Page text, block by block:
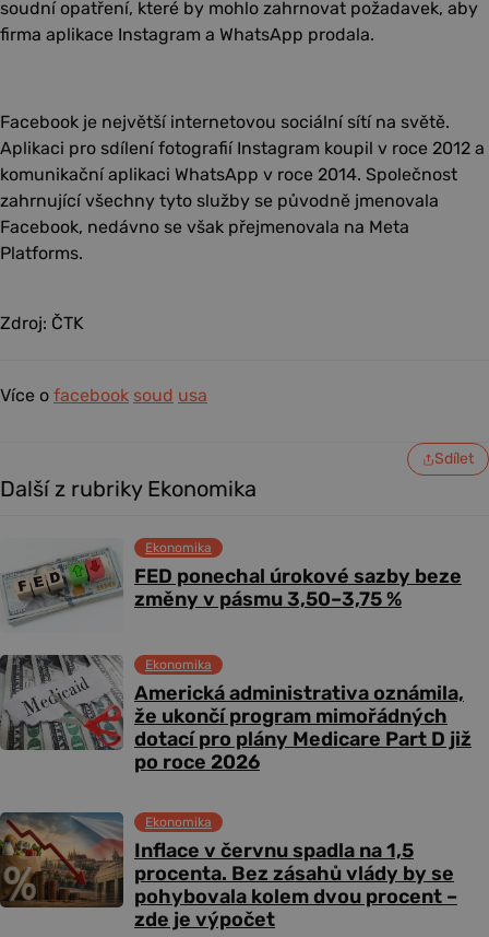
soudní opatření, které by mohlo zahrnovat požadavek, aby
firma aplikace Instagram a WhatsApp prodala.
Facebook je největší internetovou sociální sítí na světě.
Aplikaci pro sdílení fotografií Instagram koupil v roce 2012 a
komunikační aplikaci WhatsApp v roce 2014. Společnost
zahrnující všechny tyto služby se původně jmenovala
Facebook, nedávno se však přejmenovala na Meta
Platforms.
Zdroj: ČTK
Více o facebook soud usa
Sdílet
Další z rubriky Ekonomika
FED ponechal úrokové sazby beze
změny v pásmu 3,50–3,75 %
Ekonomika
Americká administrativa oznámila,
že ukončí program mimořádných
dotací pro plány Medicare Part D již
po roce 2026
Ekonomika
Inflace v červnu spadla na 1,5
procenta. Bez zásahů vlády by se
pohybovala kolem dvou procent –
zde je výpočet
Ekonomika